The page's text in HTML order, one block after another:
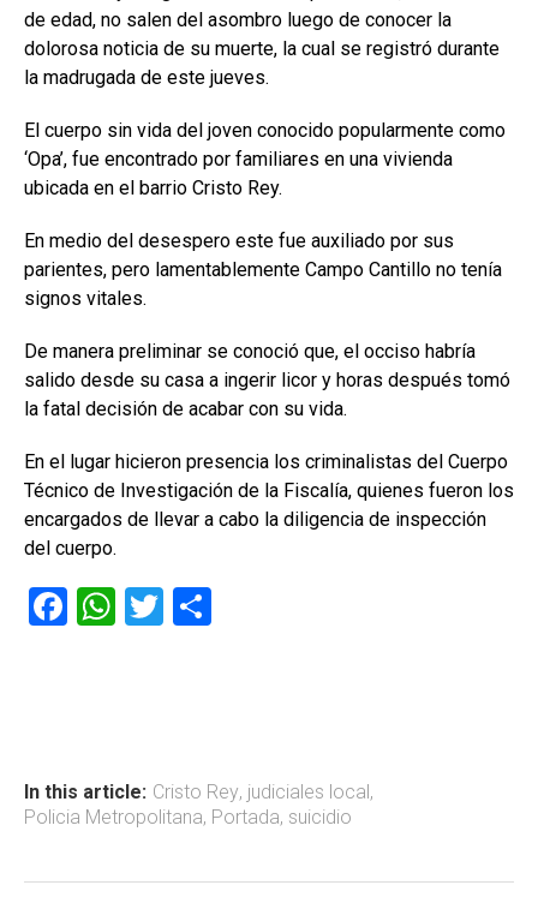
de edad, no salen del asombro luego de conocer la
dolorosa noticia de su muerte, la cual se registró durante
la madrugada de este jueves.
El cuerpo sin vida del joven conocido popularmente como
‘Opa’, fue encontrado por familiares en una vivienda
ubicada en el barrio Cristo Rey.
En medio del desespero este fue auxiliado por sus
parientes, pero lamentablemente Campo Cantillo no tenía
signos vitales.
De manera preliminar se conoció que, el occiso habría
salido desde su casa a ingerir licor y horas después tomó
la fatal decisión de acabar con su vida.
En el lugar hicieron presencia los criminalistas del Cuerpo
Técnico de Investigación de la Fiscalía, quienes fueron los
encargados de llevar a cabo la diligencia de inspección
del cuerpo.
F
ok
W
p
p
T
tir
In this article: Cristo Rey, judiciales local ,
Policia Metropolitana, Portada, suicidio